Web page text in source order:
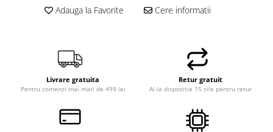
Adauga la Favorite Cere informatii
Livrare gratuita
Pentru comenzi mai mari de 499 lei
Retur gratuit
Ai la dispozitie 15 zile pentru retur